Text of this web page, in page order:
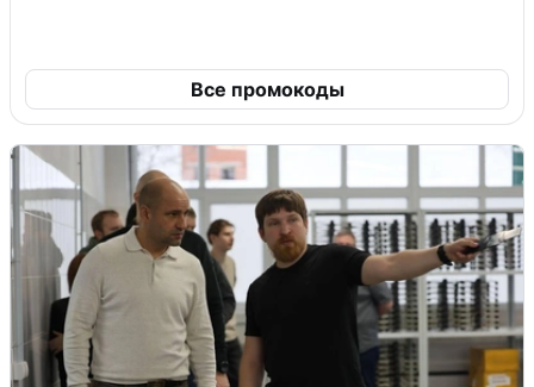
Все промокоды